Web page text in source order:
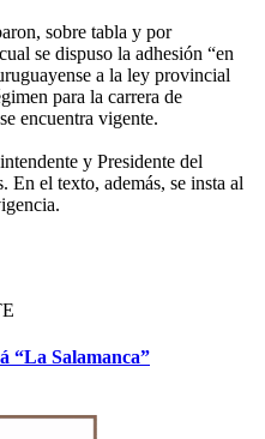
sobre tabla y por
se dispuso la adhesión “en
a la ley provincial
para la carrera de
encuentra vigente.
y Presidente del
En el texto, además, se insta al
“La Salamanca”